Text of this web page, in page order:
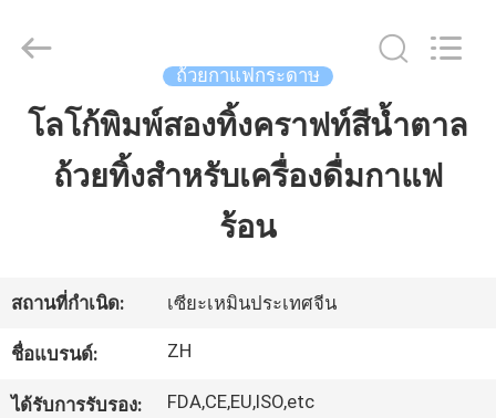
บ้าน
เกี่ยว
กับ
เรา
Environmental
Protection
Reserved.
ถ้วยกาแฟกระดาษ
โลโก้พิมพ์สองทิ้งคราฟท์สีน้ำตาล
ถ้วยทิ้งสำหรับเครื่องดื่มกาแฟ
ร้อน
สถานที่กำเนิด: เซียะเหมินประเทศจีน
ชื่อแบรนด์: ZH
ได้รับการรับรอง: FDA,CE,EU,ISO,etc